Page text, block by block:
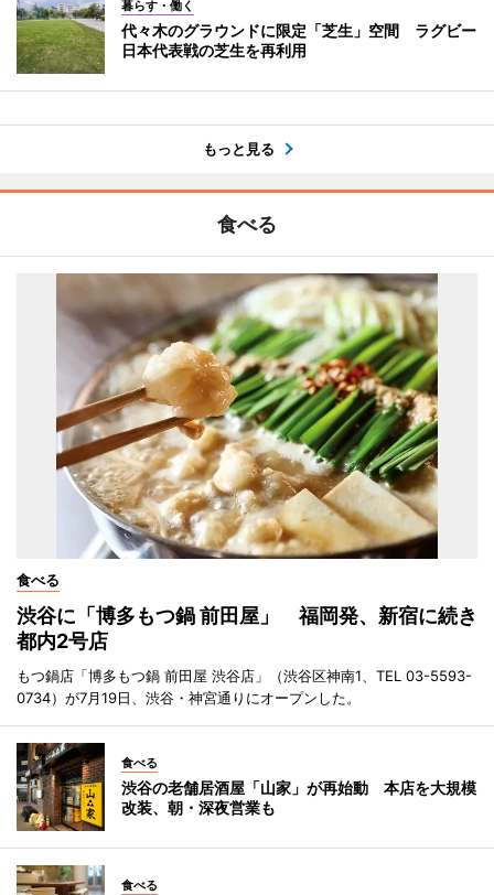
暮らす・働く
代々木のグラウンドに限定「芝生」空間 ラグビー
日本代表戦の芝生を再利用
もっと見る
食べる
食べる
渋谷に「博多もつ鍋 前田屋」 福岡発、新宿に続き
都内2号店
もつ鍋店「博多もつ鍋 前田屋 渋谷店」（渋谷区神南1、TEL 03-5593-
0734）が7月19日、渋谷・神宮通りにオープンした。
食べる
渋谷の老舗居酒屋「山家」が再始動 本店を大規模
改装、朝・深夜営業も
食べる